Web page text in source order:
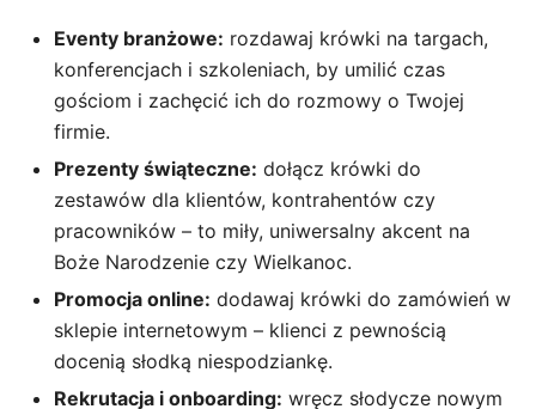
Eventy branżowe: rozdawaj krówki na targach,
konferencjach i szkoleniach, by umilić czas
gościom i zachęcić ich do rozmowy o Twojej
firmie.
Prezenty świąteczne: dołącz krówki do
zestawów dla klientów, kontrahentów czy
pracowników – to miły, uniwersalny akcent na
Boże Narodzenie czy Wielkanoc.
Promocja online: dodawaj krówki do zamówień w
sklepie internetowym – klienci z pewnością
docenią słodką niespodziankę.
Rekrutacja i onboarding: wręcz słodycze nowym